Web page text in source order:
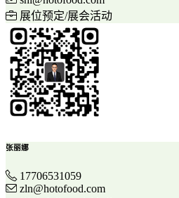
展位预定/展会活动
张丽娜
17706531059
zln@hotofood.com